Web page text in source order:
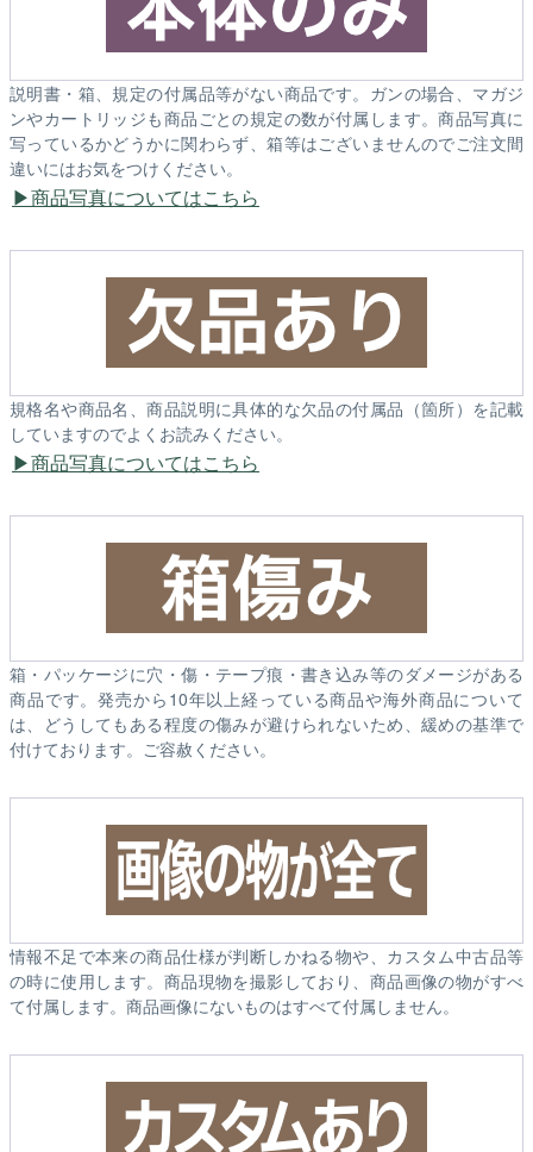
説明書・箱、規定の付属品等がない商品です。ガンの場合、マガジ
ンやカートリッジも商品ごとの規定の数が付属します。商品写真に
写っているかどうかに関わらず、箱等はございませんのでご注文間
違いにはお気をつけください。
商品写真についてはこちら
規格名や商品名、商品説明に具体的な欠品の付属品（箇所）を記載
していますのでよくお読みください。
商品写真についてはこちら
箱・パッケージに穴・傷・テープ痕・書き込み等のダメージがある
商品です。発売から10年以上経っている商品や海外商品について
は、どうしてもある程度の傷みが避けられないため、緩めの基準で
付けております。ご容赦ください。
情報不足で本来の商品仕様が判断しかねる物や、カスタム中古品等
の時に使用します。商品現物を撮影しており、商品画像の物がすべ
て付属します。商品画像にないものはすべて付属しません。